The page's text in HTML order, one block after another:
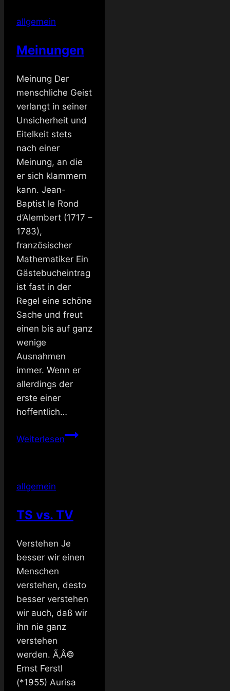
Abend
allgemein
Meinungen
Meinung Der
menschliche Geist
verlangt in seiner
Unsicherheit und
Eitelkeit stets
nach einer
Meinung, an die
er sich klammern
kann. Jean-
Baptist le Rond
d’Alembert (1717 –
1783),
französischer
Mathematiker Ein
Gästebucheintrag
ist fast in der
Regel eine schöne
Sache und freut
einen bis auf ganz
wenige
Ausnahmen
immer. Wenn er
allerdings der
erste einer
hoffentlich…
WeiterlesenMeinungen
allgemein
TS vs. TV
Verstehen Je
besser wir einen
Menschen
verstehen, desto
besser verstehen
wir auch, daß wir
ihn nie ganz
verstehen
werden. Ã‚Â©
Ernst Ferstl
(*1955) Aurisa